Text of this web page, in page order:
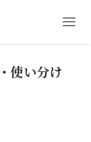
使い分け